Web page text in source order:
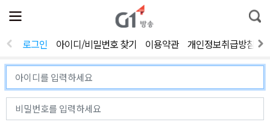
전
체
뉴
열
통
합
색
로그인 아이디/비밀번호 찾기 이용약관 개인정보취급방침